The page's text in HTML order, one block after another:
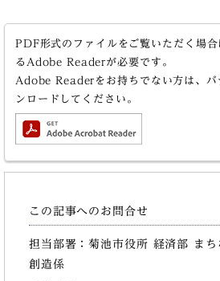
PDF形式のファイルをご覧いただく場
るAdobe Readerが必要です。
Adobe Readerをお持ちでない方は、バ
ンロードしてください。
この記事へのお問合せ
担当部署：菊池市役所 経済部 ま
創造係